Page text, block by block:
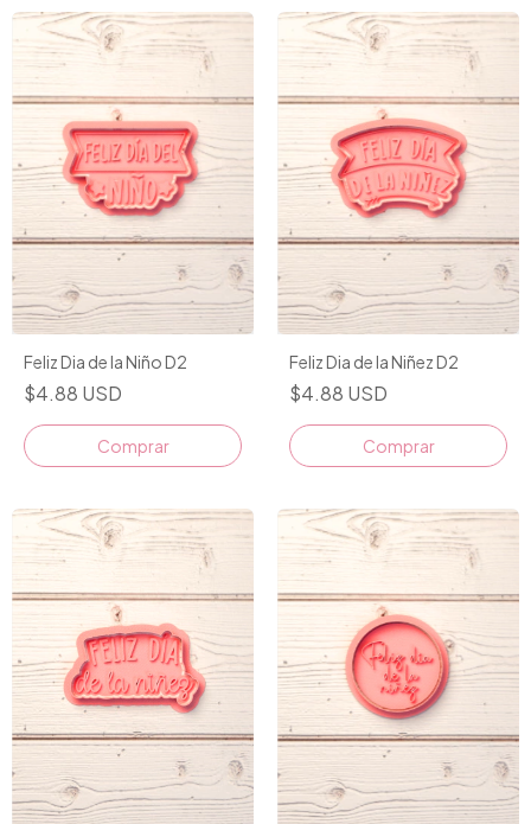
Feliz Dia de la Niño D2
$4.88 USD
Comprar
Feliz Dia de la Niñez D2
$4.88 USD
Comprar